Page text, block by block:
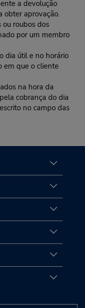
a devolução
obter aprovação.
roubos dos
por um membro
dia útil e no horário
em que o cliente
na hora da
cobrança do dia
no campo das